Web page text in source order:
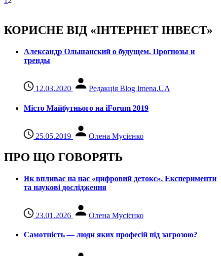
КОРИСНЕ ВІД «ІНТЕРНЕТ ІНВЕСТ»
Александр Ольшанский о будущем. Прогнозы и
тренды
12.03.2020 Редакція Blog Imena.UA
Місто Майбутнього на iForum 2019
25.05.2019 Олена Мусієнко
ПРО ЩО ГОВОРЯТЬ
Як впливає на нас «цифровий детокс». Експерименти
та наукові дослідження
23.01.2026 Олена Мусієнко
Самотність — люди яких професій під загрозою?